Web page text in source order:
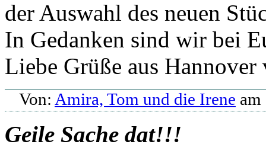
der Auswahl des neuen
In Gedanken sind wir bei
Liebe Grüße aus
Von: Amira, Tom und die Irene am
Geile Sache dat!!!